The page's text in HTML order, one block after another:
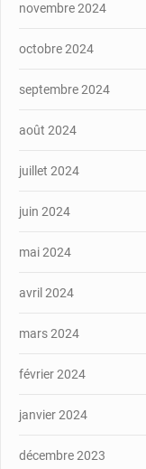
novembre 2024
octobre 2024
septembre 2024
août 2024
juillet 2024
juin 2024
mai 2024
avril 2024
mars 2024
février 2024
janvier 2024
décembre 2023